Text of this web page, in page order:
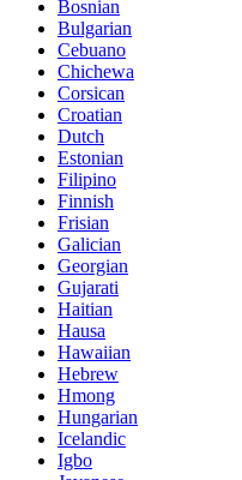
Bosnian
Bulgarian
Cebuano
Chichewa
Corsican
Croatian
Dutch
Estonian
Filipino
Finnish
Frisian
Galician
Georgian
Gujarati
Haitian
Hausa
Hawaiian
Hebrew
Hmong
Hungarian
Icelandic
Igbo